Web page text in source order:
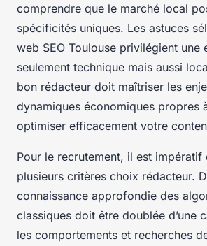
comprendre que le marché local
spécificités uniques. Les astuces
web SEO Toulouse privilégient une
seulement technique mais aussi
bon rédacteur doit maîtriser les
dynamiques économiques propres
optimiser efficacement votre
Pour le recrutement, il est impératif
plusieurs critères choix rédacteur.
connaissance approfondie des
classiques doit être doublée d’une
les comportements et recherches